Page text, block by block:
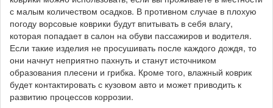
с малым количеством осадков. В противном случае в плохую
погоду ворсовые коврики будут впитывать в себя влагу,
которая попадает в салон на обуви пассажиров и водителя.
Если такие изделия не просушивать после каждого дождя, то
они начнут неприятно пахнуть и станут источником
образования плесени и грибка. Кроме того, влажный коврик
будет контактировать с кузовом авто и может приводить к
развитию процессов коррозии.